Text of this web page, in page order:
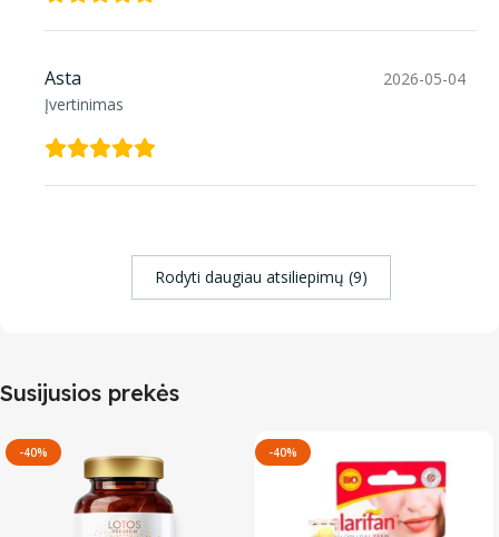
Asta
Įvertinimas
2026-05-04
Rodyti daugiau atsiliepimų (9)
Susijusios prekės
-40% -40%